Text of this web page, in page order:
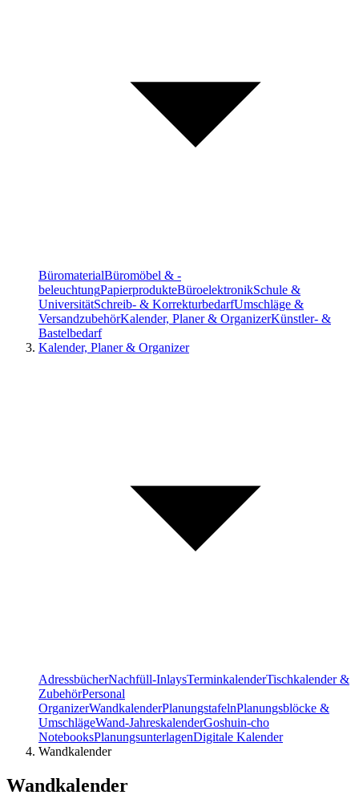
BüromaterialBüromöbel & -
beleuchtungPapierprodukteBüroelektronikSchule &
UniversitätSchreib- & KorrekturbedarfUmschläge &
VersandzubehörKalender, Planer & OrganizerKünstler- &
Bastelbedarf
Kalender, Planer & Organizer
AdressbücherNachfüll-InlaysTerminkalenderTischkalender &
ZubehörPersonal
OrganizerWandkalenderPlanungstafelnPlanungsblöcke &
UmschlägeWand-JahreskalenderGoshuin-cho
NotebooksPlanungsunterlagenDigitale Kalender
Wandkalender
Wandkalender